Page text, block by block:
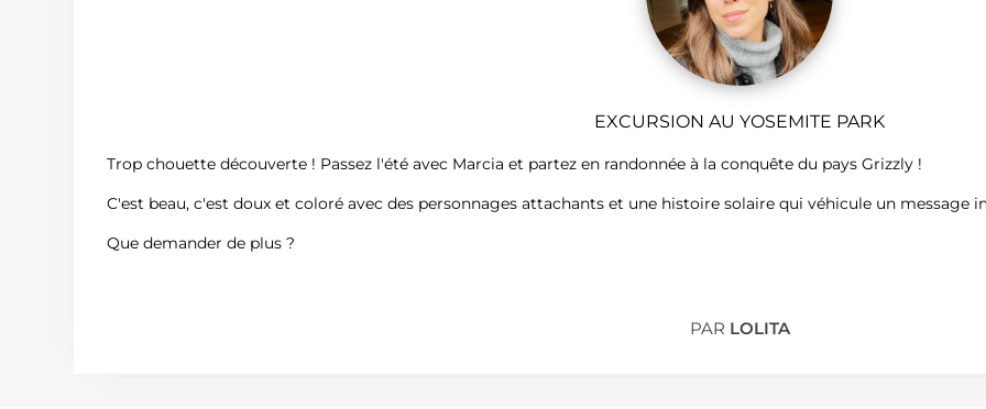
EXCURSION AU YOSEMITE PARK
Trop chouette découverte ! Passez l'été avec Marcia et partez en randonnée à la conquête du pays Grizzly !
C'est beau, c'est doux et coloré avec des personnages attachants et une histoire solaire qui véhicule un message
Que demander de plus ?
PAR LOLITA